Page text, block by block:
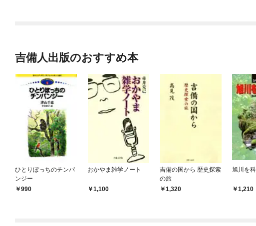
吉備人出版のおすすめ本
ひとりぼっちのチンパ
ンジー
990
おかやま雑学ノート
1,100
吉備の国から 歴史探索
の旅
1,320
旭川を
1,210